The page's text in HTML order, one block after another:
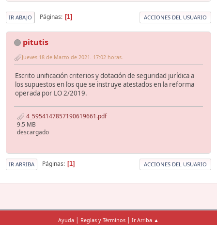
IR ABAJO Páginas 1 ACCIONES DEL USUARIO
pitutis
Jueves 18 de Marzo de 2021. 17:02 horas.
Escrito unificación criterios y dotación de seguridad jurídica a
los supuestos en los que se instruye atestados en la reforma
operada por LO 2/2019.
4_5954147857190619661.pdf
9.5 MB
descargado
IR ARRIBA Páginas 1 ACCIONES DEL USUARIO
Ayuda | Reglas y Términos | Ir Arriba ▲